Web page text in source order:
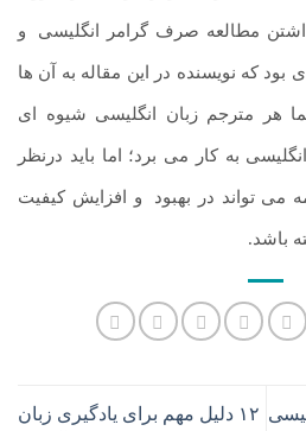
مطالعه صرف گرامر انگلیسی و
بود که نویسنده در این مقاله به آن ها
هر مترجم زبان انگلیسی شیوه ای
به کار می برد؛ اما باید درنظر
می تواند در بهبود و افزایش کیفیت
باشد.
۱۲ دلیل مهم برای یادگیری زبان